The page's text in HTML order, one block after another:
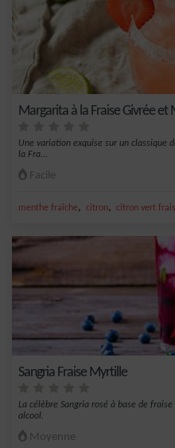
Margarita à la Fraise Givrée et
Une variation exquise sur un classique
la Fra...
Facile
menthe fraîche, citron, citron vert frais
Sangria Fraise Myrtille
La célèbre Sangria rosé à base de
alcool.
Moyenne